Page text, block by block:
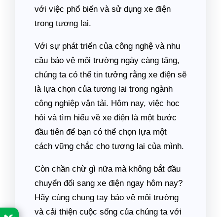
với việc phổ biến và sử dụng xe điện
trong tương lai.
Với sự phát triển của công nghệ và nhu
cầu bảo vệ môi trường ngày càng tăng,
chúng ta có thể tin tưởng rằng xe điện sẽ
là lựa chọn của tương lai trong ngành
công nghiệp vận tải. Hôm nay, việc học
hỏi và tìm hiểu về xe điện là một bước
đầu tiên để bạn có thể chọn lựa một
cách vững chắc cho tương lai của mình.
Còn chần chừ gì nữa mà không bắt đầu
chuyển đổi sang xe điện ngay hôm nay?
Hãy cùng chung tay bảo vệ môi trường
và cải thiện cuộc sống của chúng ta với